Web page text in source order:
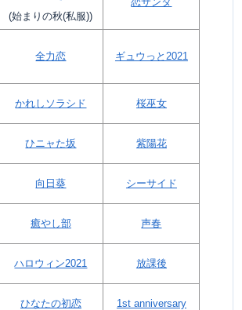
(始まりの秋(私服))
恋サンタ
全力恋 ギュウっと2021
かれしソラシド 桜巫女
ひニャた坂 紫陽花
向日葵 シーサイド
癒やし部 声春
ハロウィン2021 放課後
ひなたの初恋 1st anniversary